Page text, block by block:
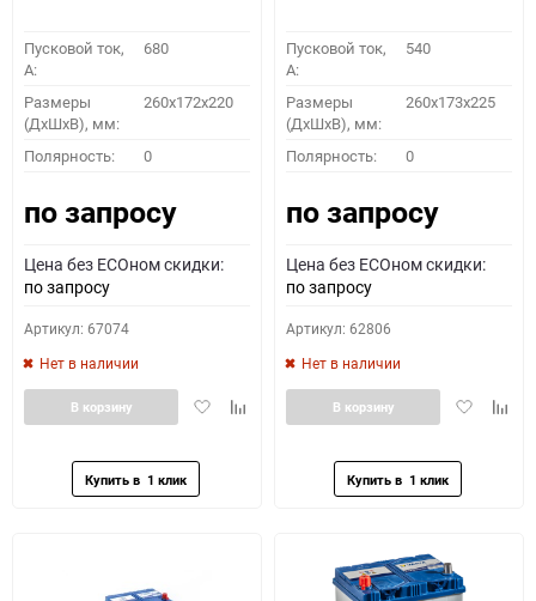
Пусковой ток,
A:
680
Размеры
(ДхШхВ), мм:
260x172x220
Полярность: 0
по запросу
Цена без ECOном скидки:
по запросу
Артикул: 67074
Нет в наличии
ДобавитьДобавить
В корзину
Пусковой ток,
A:
540
Размеры
(ДхШхВ), мм:
260x173x225
Полярность: 0
по запросу
Цена без ECOном скидки:
по запросу
Артикул: 62806
Нет в наличии
Добавить
В корзину